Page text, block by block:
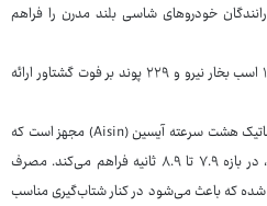
خودروهای شاسی بلند مدرن را فراهم
Blue Whale ۱.۵T ارائه می‌شود که ۱۸۹ اسب بخار نیرو و ۲۲۹ پوند بر فوت گشتاور ارائه
همچنین این خودرو به یک گیربکس اتوماتیک هشت سرعته آیسین (Aisin) مجهز است که
شتاب صفرتا ۱۰۰ کیلومتر را بسته به تیپ، در بازه ۷.۹ تا ۸.۹ ثانیه فراهم می‌کند. مصرف
بر گالن اعلام شده که باعث می‌شود در کنار شتاب‌گیری مناسب